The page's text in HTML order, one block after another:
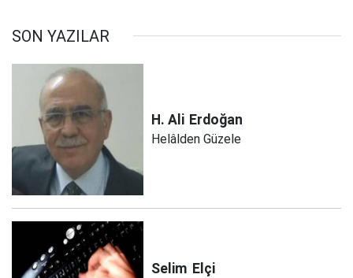
SON YAZILAR
H. Ali Erdoğan
Helâlden Güzele
Selim Elçi